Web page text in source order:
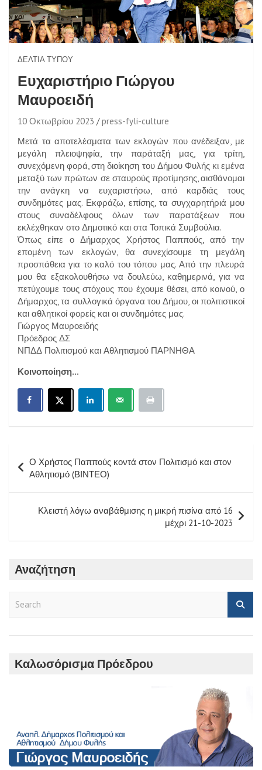
ΔΕΛΤΊΑ ΤΎΠΟΥ
Ευχαριστήριο Γιώργου
Μαυροειδή
10 Οκτωβρίου 2023
press-fyli-culture
Μετά τα αποτελέσματα των εκλογών που ανέδειξαν, με
μεγάλη πλειοψηφία, την παράταξή μας, για τρίτη,
συνεχόμενη φορά, στη διοίκηση του Δήμου Φυλής κι εμένα
μεταξύ των πρώτων σε σταυρούς προτίμησης, αισθάνομαι
την ανάγκη να ευχαριστήσω, από καρδιάς τους
συνδημότες μας. Εκφράζω, επίσης, τα συγχαρητήριά μου
στους συναδέλφους όλων των παρατάξεων που
εκλέχθηκαν στο Δημοτικό και στα Τοπικά Συμβούλια.
Όπως είπε ο Δήμαρχος Χρήστος Παππούς, από την
επομένη των εκλογών, θα συνεχίσουμε τη μεγάλη
προσπάθεια για το καλό του τόπου μας. Από την πλευρά
μου θα εξακολουθήσω να δουλεύω, καθημερινά, για να
πετύχουμε τους στόχους που έχουμε θέσει, από κοινού, ο
Δήμαρχος, τα συλλογικά όργανα του Δήμου, οι πολιτιστικοί
και αθλητικοί φορείς και οι συνδημότες μας.
Γιώργος Μαυροειδής
Πρόεδρος ΔΣ
ΝΠΔΔ Πολιτισμού και Αθλητισμού ΠΑΡΝΗΘΑ
Κοινοποίηση...
άρθρων
Ο Χρήστος Παππούς κοντά στον Πολιτισμό και στον
Αθλητισμό (ΒΙΝΤΕΟ)
Κλειστή λόγω αναβάθμισης η μικρή πισίνα από 16
μέχρι 21-10-2023
Αναζήτηση
r
Καλωσόρισμα Πρόεδρου